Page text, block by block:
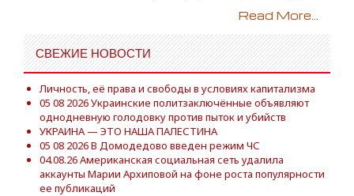
Read More...
СВЕЖИЕ НОВОСТИ
Личность, её права и свободы в условиях капитализма
05 08 2026 Украинские политзаключённые объявляют
однодневную голодовку против пыток и убийств
УКРАИНА — ЭТО НАША ПАЛЕСТИНА
05 08 2026 В Домодедово введен режим ЧС
04.08.26 Американская социальная сеть удалила
аккаунты Марии Архиповой на фоне роста популярности
ее публикаций